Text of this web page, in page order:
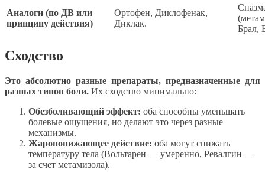
Аналоги (по ДВ или
принципу действия)
Ортофен, Диклофенак,
Диклак.
Брал,
Сходство
Это абсолютно разные препараты, предназначенные для
разных типов боли. Их сходство минимально:
Обезболивающий эффект: оба способны уменьшать
болевые ощущения, но делают это через разные
механизмы.
Жаропонижающее действие: оба могут снижать
температуру тела (Вольтарен — умеренно, Ревалгин —
за счет метамизола).